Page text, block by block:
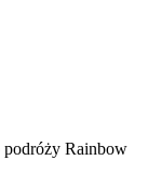
podróży Rainbow